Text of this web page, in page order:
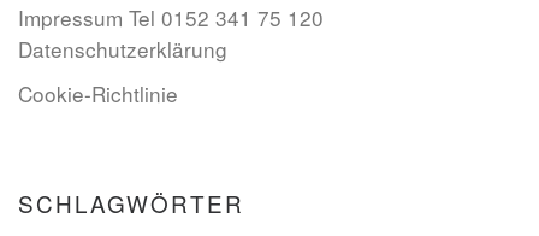
Impressum Tel 0152 341 75 120
Datenschutzerklärung
Cookie-Richtlinie
SCHLAGWÖRTER